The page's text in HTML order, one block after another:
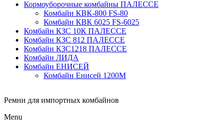
Кормоуборочные комбайны ПАЛЕССЕ
Комбайн КВК-800 FS-80
Комбайн КВК 6025 FS-6025
Комбайн КЗС 10К ПАЛЕССЕ
Комбайн КЗС 812 ПАЛЕССЕ
Комбайн КЗС1218 ПАЛЕССЕ
Комбайн ЛИДА
Комбайн ЕНИСЕЙ
Комбайн Енисей 1200М
Ремни для импортных комбайнов
Menu